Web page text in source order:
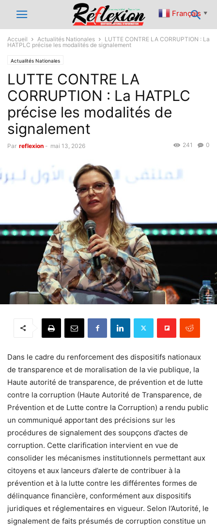
Accueil Actualités Nationales
LUTTE CONTRE LA CORRUPTION : La
HATPLC précise les modalités de signalement
Actualités Nationales
LUTTE CONTRE LA
CORRUPTION : La HATPLC
précise les modalités de
signalement
Par reflexion - mai 13, 2026 0
241
Dans le cadre du renforcement des dispositifs nationaux
de transparence et de moralisation de la vie publique, la
Haute autorité de transparence, de prévention et de lutte
contre la corruption (Haute Autorité de Transparence, de
Prévention et de Lutte contre la Corruption) a rendu public
un communiqué apportant des précisions sur les
procédures de signalement des soupçons d’actes de
corruption. Cette clarification intervient en vue de
consolider les mécanismes institutionnels permettant aux
citoyens et aux lanceurs d’alerte de contribuer à la
prévention et à la lutte contre les différentes formes de
délinquance financière, conformément aux dispositifs
juridiques et réglementaires en vigueur. Selon l’Autorité, le
signalement de faits présumés de corruption constitue un
Français ▼